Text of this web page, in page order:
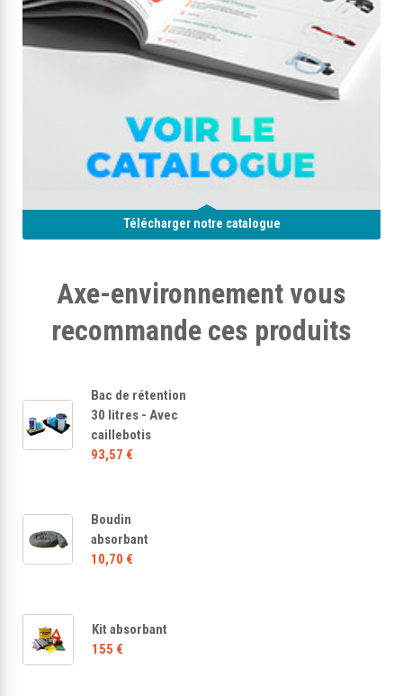
Télécharger notre catalogue
Axe-environnement vous
recommande ces produits
Bac de rétention
30 litres - Avec
caillebotis
93,57 €
Boudin
absorbant
10,70 €
Kit absorbant
155 €